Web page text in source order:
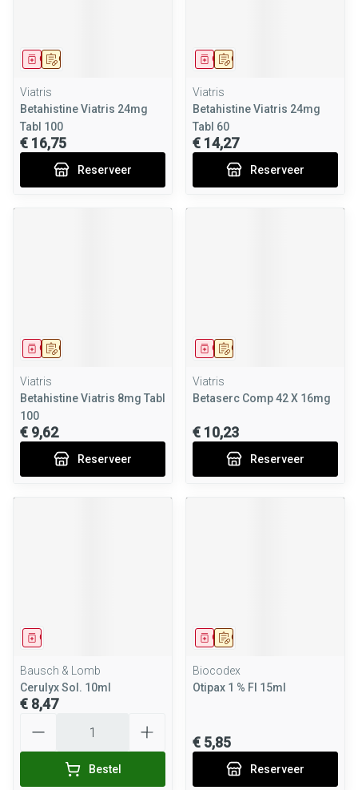
Op voorschrift
Geneesmiddel
Viatris
Betahistine Viatris 24mg
Tabl 100
€ 16,75
Reserveer
Op voorschrift
Geneesmiddel
Viatris
Betahistine Viatris 24mg
Tabl 60
€ 14,27
Reserveer
Op voorschrift
Geneesmiddel
Viatris
Betahistine Viatris 8mg Tabl
100
€ 9,62
Reserveer
Op voorschrift
Geneesmiddel
Viatris
Betaserc Comp 42 X 16mg
€ 10,23
Reserveer
Geneesmiddel
Bausch & Lomb
Cerulyx Sol. 10ml
€ 8,47
Bestel
Op voorschrift
Geneesmiddel
Biocodex
Otipax 1 % Fl 15ml
€ 5,85
Reserveer